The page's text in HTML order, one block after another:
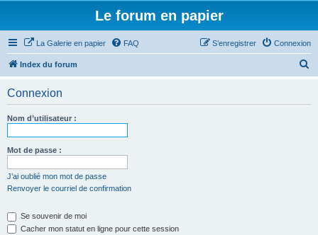
Le forum en papier
La Galerie en papier FAQ Connexion
S’enregistrer
Index du forum
Connexion
Nom d’utilisateur :
Mot de passe :
J’ai oublié mon mot de passe
Renvoyer le courriel de confirmation
Se souvenir de moi
Cacher mon statut en ligne pour cette session